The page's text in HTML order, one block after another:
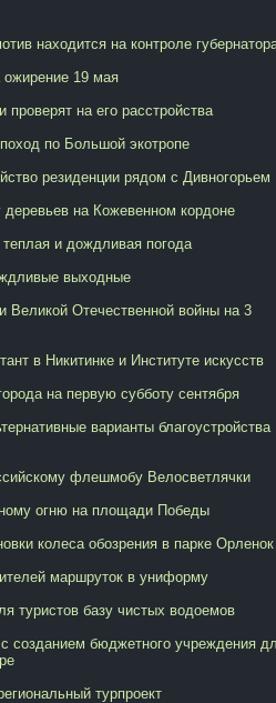
находится на контроле
ожирение 19 мая
на его расстройства
по Большой экотропе
резиденции рядом с Дивногорьем
на Кожевенном кордоне
и дождливая погода
выходные
Великой Отечественной войны на 3
в Никитинке и Институте искусств
на первую субботу сентября
варианты благоустройства
флешмобу Велосветлячки
огню на площади Победы
колеса обозрения в парке Орленок
маршруток в униформу
туристов базу чистых водоемов
созданием бюджетного учреждения
турпроект